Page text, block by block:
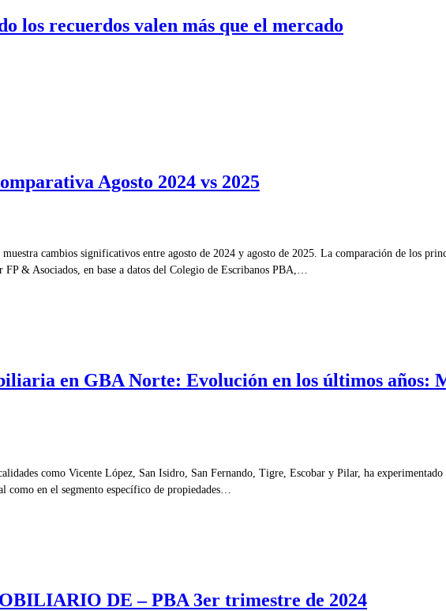
los recuerdos valen más que el mercado
Agosto 2024 vs 2025
cambios significativos entre agosto de 2024 y agosto de 2025. La comparación de los
& Asociados, en base a datos del Colegio de Escribanos PBA,…
en GBA Norte: Evolución en los últimos años:
como Vicente López, San Isidro, San Fernando, Tigre, Escobar y Pilar, ha
en el segmento específico de propiedades…
DE – PBA 3er trimestre de 2024